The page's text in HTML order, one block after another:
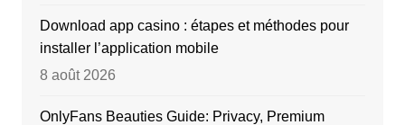
Download app casino : étapes et méthodes pour
installer l’application mobile
8 août 2026
OnlyFans Beauties Guide: Privacy, Premium